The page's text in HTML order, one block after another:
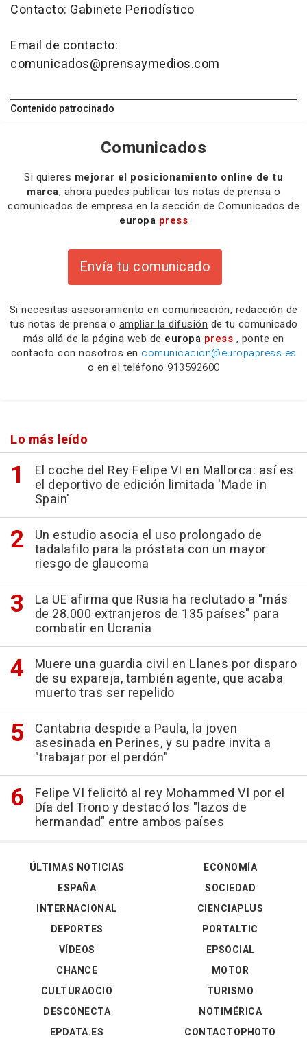
Contacto: Gabinete Periodístico
Email de contacto:
comunicados@prensaymedios.com
Contenido patrocinado
Comunicados
Si quieres mejorar el posicionamiento online de tu
marca, ahora puedes publicar tus notas de prensa o
comunicados de empresa en la sección de Comunicados de
europa press
Envía tu comunicado
Si necesitas asesoramiento en comunicación, redacción de
tus notas de prensa o ampliar la difusión de tu comunicado
más allá de la página web de europa press , ponte en
contacto con nosotros en comunicacion@europapress.es
o en el teléfono 913592600
Lo más leído
El coche del Rey Felipe VI en Mallorca: así es
el deportivo de edición limitada 'Made in
Spain'
Un estudio asocia el uso prolongado de
tadalafilo para la próstata con un mayor
riesgo de glaucoma
La UE afirma que Rusia ha reclutado a "más
de 28.000 extranjeros de 135 países" para
combatir en Ucrania
Muere una guardia civil en Llanes por disparo
de su expareja, también agente, que acaba
muerto tras ser repelido
Cantabria despide a Paula, la joven
asesinada en Perines, y su padre invita a
"trabajar por el perdón"
Felipe VI felicitó al rey Mohammed VI por el
Día del Trono y destacó los "lazos de
hermandad" entre ambos países
ÚLTIMAS NOTICIAS
ESPAÑA
INTERNACIONAL
DEPORTES
VÍDEOS
ECONOMÍA
SOCIEDAD
CIENCIAPLUS
PORTALTIC
EPSOCIAL
CHANCE
CULTURAOCIO
DESCONECTA
EPDATA.ES
MOTOR
TURISMO
NOTIMÉRICA
CONTACTOPHOTO